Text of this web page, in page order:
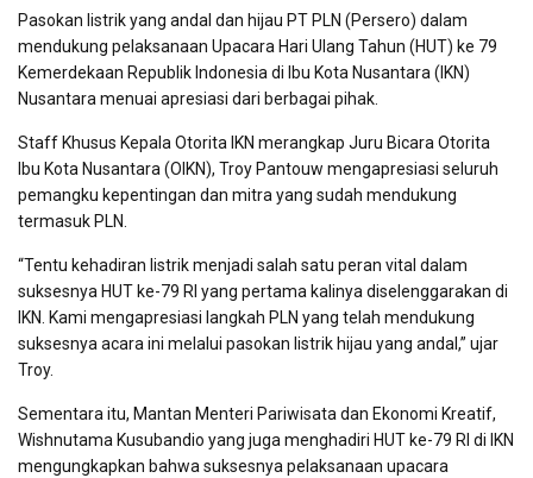
Pasokan listrik yang andal dan hijau PT PLN (Persero) dalam
mendukung pelaksanaan Upacara Hari Ulang Tahun (HUT) ke 79
Kemerdekaan Republik Indonesia di Ibu Kota Nusantara (IKN)
Nusantara menuai apresiasi dari berbagai pihak.
Staff Khusus Kepala Otorita IKN merangkap Juru Bicara Otorita
Ibu Kota Nusantara (OIKN), Troy Pantouw mengapresiasi seluruh
pemangku kepentingan dan mitra yang sudah mendukung
termasuk PLN.
“Tentu kehadiran listrik menjadi salah satu peran vital dalam
suksesnya HUT ke-79 RI yang pertama kalinya diselenggarakan di
IKN. Kami mengapresiasi langkah PLN yang telah mendukung
suksesnya acara ini melalui pasokan listrik hijau yang andal,” ujar
Troy.
Sementara itu, Mantan Menteri Pariwisata dan Ekonomi Kreatif,
Wishnutama Kusubandio yang juga menghadiri HUT ke-79 RI di IKN
mengungkapkan bahwa suksesnya pelaksanaan upacara